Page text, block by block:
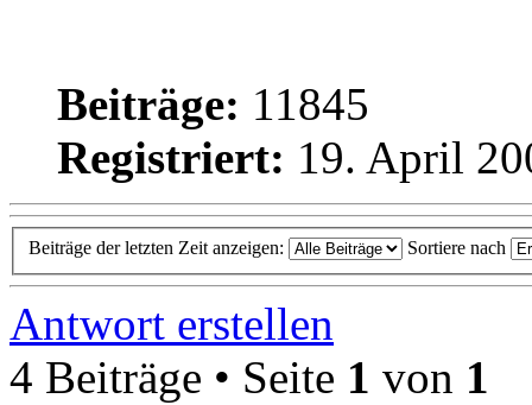
Beiträge: 11845
Registriert: 19. April
Beiträge der letzten Zeit anzeigen: Sortiere nach
Antwort erstellen
4 Beiträge • Seite 1 von 1